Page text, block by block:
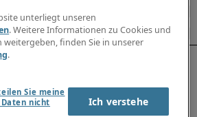
unterliegt unseren
. Weitere Informationen zu Cookies und
finden Sie in unserer
.
Sie meine
nicht
Ich verstehe